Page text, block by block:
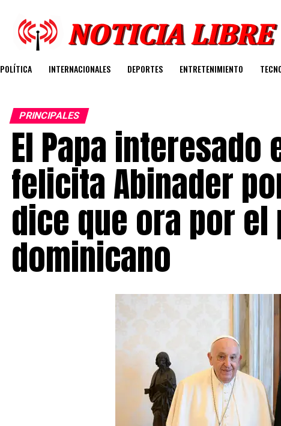
POLÍTICA INTERNACIONALES DEPORTES ENTRETENIMIENTO
PRINCIPALES
El Papa interesado
felicita Abinader
dice que ora por el
dominicano